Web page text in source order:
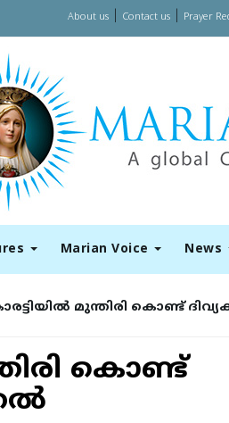
About us| Contact us| Prayer
Marian Voice News
മുന്തിരി കൊണ്ട്
കൊണ്ട്